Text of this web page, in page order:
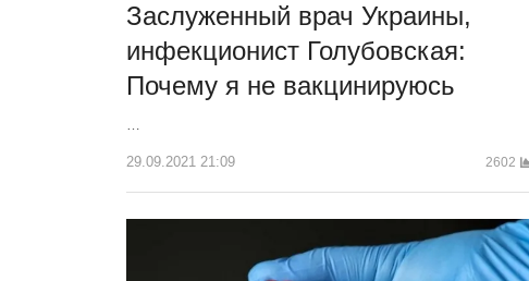
Заслуженный врач Украины,
инфекционист Голубовская:
Почему я не вакцинируюсь
…
29.09.2021 21:09 2602